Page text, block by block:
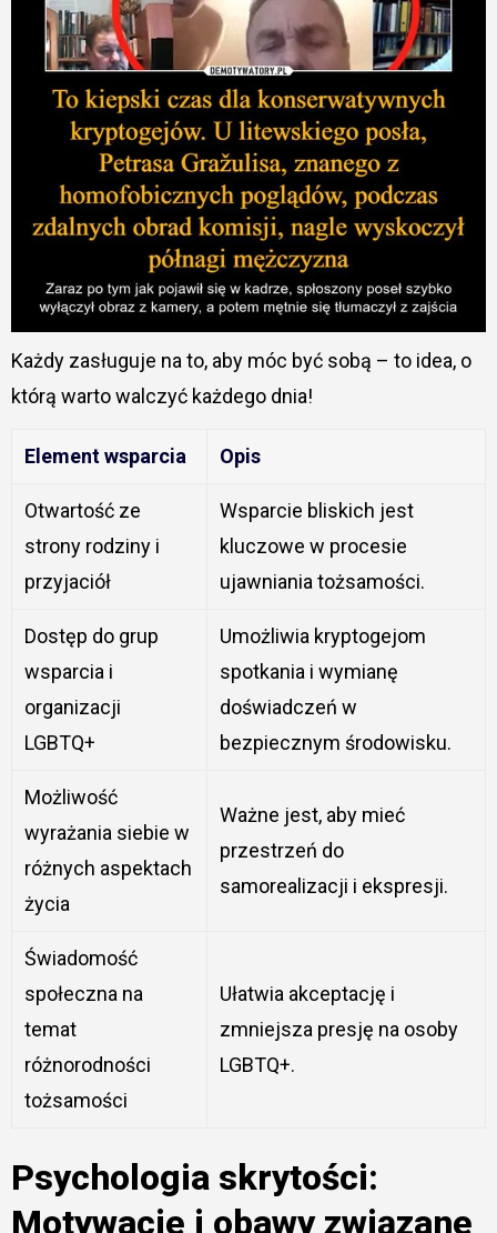
Każdy zasługuje na to, aby móc być sobą – to idea, o
którą warto walczyć każdego dnia!
Element wsparcia Opis
Otwartość ze
strony rodziny i
przyjaciół
Wsparcie bliskich jest
kluczowe w procesie
ujawniania tożsamości.
Dostęp do grup
wsparcia i
organizacji
LGBTQ+
Umożliwia kryptogejom
spotkania i wymianę
doświadczeń w
bezpiecznym środowisku.
Możliwość
wyrażania siebie w
różnych aspektach
życia
Ważne jest, aby mieć
przestrzeń do
samorealizacji i ekspresji.
Świadomość
społeczna na
temat
różnorodności
tożsamości
Ułatwia akceptację i
zmniejsza presję na osoby
LGBTQ+.
Psychologia skrytości:
Motywacje i obawy związane